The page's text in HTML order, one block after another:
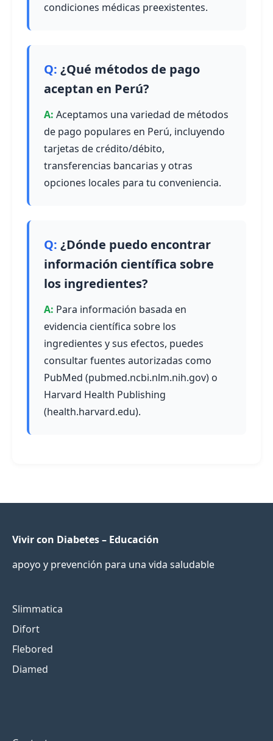
condiciones médicas preexistentes.
¿Qué métodos de pago
aceptan en Perú?
Aceptamos una variedad de métodos
de pago populares en Perú, incluyendo
tarjetas de crédito/débito,
transferencias bancarias y otras
opciones locales para tu conveniencia.
¿Dónde puedo encontrar
información científica sobre
los ingredientes?
Para información basada en
evidencia científica sobre los
ingredientes y sus efectos, puedes
consultar fuentes autorizadas como
PubMed (pubmed.ncbi.nlm.nih.gov) o
Harvard Health Publishing
(health.harvard.edu).
Vivir con Diabetes – Educación
apoyo y prevención para una vida saludable
Slimmatica
Difort
Flebored
Diamed